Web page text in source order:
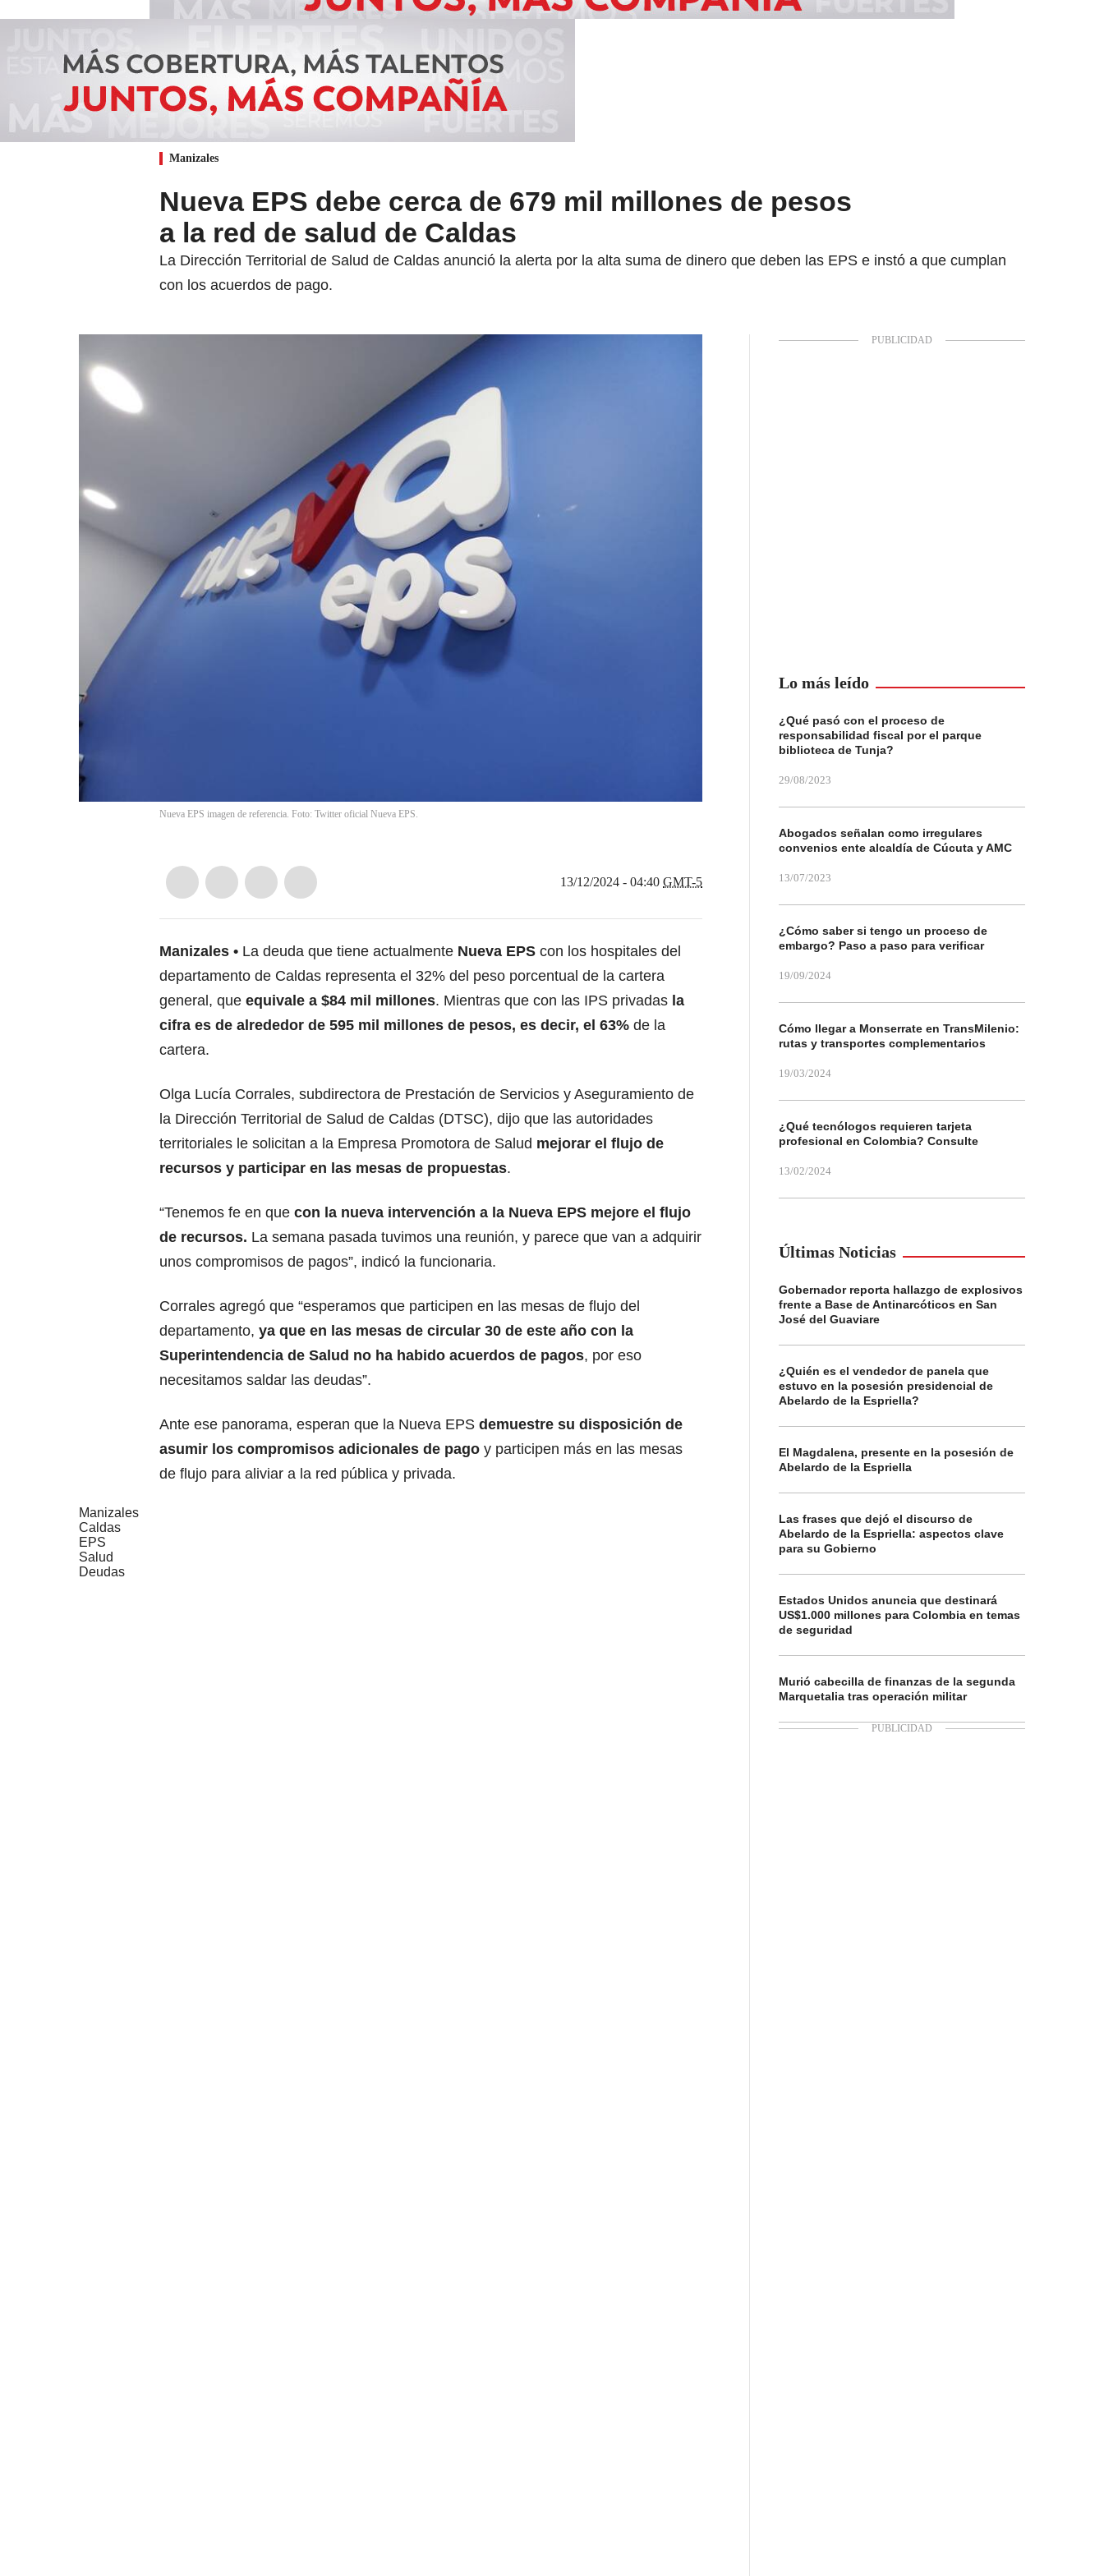
Manizales
Nueva EPS debe cerca de 679 mil millones de pesos
a la red de salud de Caldas
La Dirección Territorial de Salud de Caldas anunció la alerta por la alta suma de dinero que deben las EPS e instó a que cumplan
con los acuerdos de pago.
Nueva EPS imagen de referencia. Foto: Twitter oficial Nueva EPS.
13/12/2024 - 04:40 GMT-5
Manizales La deuda que tiene actualmente Nueva EPS con los hospitales del
departamento de Caldas representa el 32% del peso porcentual de la cartera
general, que equivale a $84 mil millones. Mientras que con las IPS privadas la
cifra es de alrededor de 595 mil millones de pesos, es decir, el 63% de la
cartera.
Olga Lucía Corrales, subdirectora de Prestación de Servicios y Aseguramiento de
la Dirección Territorial de Salud de Caldas (DTSC), dijo que las autoridades
territoriales le solicitan a la Empresa Promotora de Salud mejorar el flujo de
recursos y participar en las mesas de propuestas.
“Tenemos fe en que con la nueva intervención a la Nueva EPS mejore el flujo
de recursos. La semana pasada tuvimos una reunión, y parece que van a adquirir
unos compromisos de pagos”, indicó la funcionaria.
Corrales agregó que “esperamos que participen en las mesas de flujo del
departamento, ya que en las mesas de circular 30 de este año con la
Superintendencia de Salud no ha habido acuerdos de pagos, por eso
necesitamos saldar las deudas”.
Ante ese panorama, esperan que la Nueva EPS demuestre su disposición de
asumir los compromisos adicionales de pago y participen más en las mesas
de flujo para aliviar a la red pública y privada.
Manizales
Caldas
EPS
Salud
Deudas
Lo más leído
¿Qué pasó con el proceso de
responsabilidad fiscal por el parque
biblioteca de Tunja?
29/08/2023
Abogados señalan como irregulares
convenios ente alcaldía de Cúcuta y AMC
13/07/2023
¿Cómo saber si tengo un proceso de
embargo? Paso a paso para verificar
19/09/2024
Cómo llegar a Monserrate en TransMilenio:
rutas y transportes complementarios
19/03/2024
¿Qué tecnólogos requieren tarjeta
profesional en Colombia? Consulte
13/02/2024
Últimas Noticias
Gobernador reporta hallazgo de explosivos
frente a Base de Antinarcóticos en San
José del Guaviare
¿Quién es el vendedor de panela que
estuvo en la posesión presidencial de
Abelardo de la Espriella?
El Magdalena, presente en la posesión de
Abelardo de la Espriella
Las frases que dejó el discurso de
Abelardo de la Espriella: aspectos clave
para su Gobierno
Estados Unidos anuncia que destinará
US$1.000 millones para Colombia en temas
de seguridad
Murió cabecilla de finanzas de la segunda
Marquetalia tras operación militar